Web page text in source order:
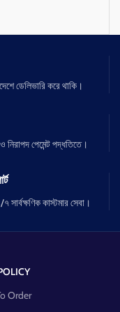
ডেলিভারি করে থাকি।
পেমেন্ট পদ্ধতিতে।
কাস্টমার সেবা।
Order